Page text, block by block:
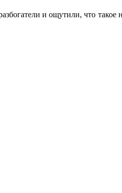
и ощутили, что такое